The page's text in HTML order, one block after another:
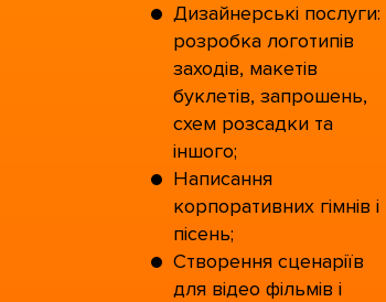
Дизайнерські послуги:
розробка логотипів
заходів, макетів
буклетів, запрошень,
схем розсадки та
іншого;
Написання
корпоративних гімнів і
пісень;
Створення сценаріїв
для відео фільмів і